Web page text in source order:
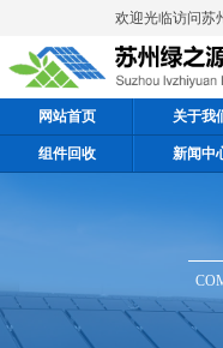
欢迎光临访问苏
网站首页 关于我
组件回收 新闻中